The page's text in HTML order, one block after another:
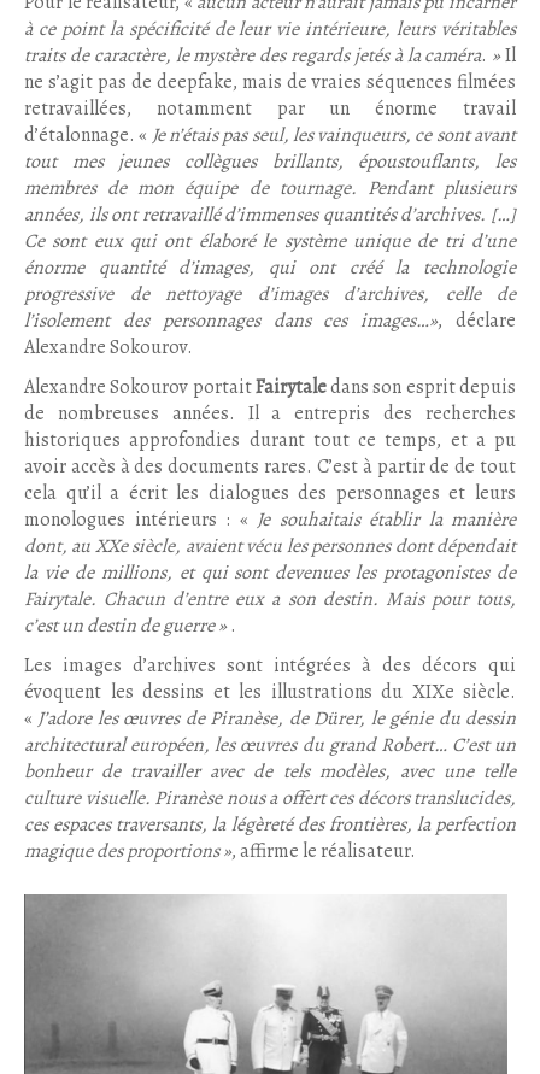
à ce point la spécificité de leur vie intérieure, leurs véritables
traits de caractère, le mystère des regards jetés à la caméra. »Il
ne s’agit pas de deepfake, mais de vraies séquences filmées
retravaillées, notamment par un énorme travail
d’étalonnage. « Je n’étais pas seul, les vainqueurs, ce sont avant
tout mes jeunes collègues brillants, époustouflants, les
membres de mon équipe de tournage. Pendant plusieurs
années, ils ont retravaillé d’immenses quantités d’archives. […]
Ce sont eux qui ont élaboré le système unique de tri d’une
énorme quantité d’images, qui ont créé la technologie
progressive de nettoyage d’images d’archives, celle de
l’isolement des personnages dans ces images…», déclare
Alexandre Sokourov.
Alexandre Sokourov portaitFairytaledans son esprit depuis
de nombreuses années. Il a entrepris des recherches
historiques approfondies durant tout ce temps, et a pu
avoir accès à des documents rares. C’est à partir de de tout
cela qu’il a écrit les dialogues des personnages et leurs
monologues intérieurs : « Je souhaitais établir la manière
dont, au XXe siècle, avaient vécu les personnes dont dépendait
la vie de millions, et qui sont devenues les protagonistes de
Fairytale. Chacun d’entre eux a son destin. Mais pour tous,
c’est un destin de guerre ».
Les images d’archives sont intégrées à des décors qui
évoquent les dessins et les illustrations du XIXe siècle.
« J’adore les œuvres de Piranèse, de Dürer, le génie du dessin
architectural européen, les œuvres du grand Robert… C’est un
bonheur de travailler avec de tels modèles, avec une telle
culture visuelle. Piranèse nous a offert ces décors translucides,
ces espaces traversants, la légèreté des frontières, la perfection
magique des proportions », affirme le réalisateur.